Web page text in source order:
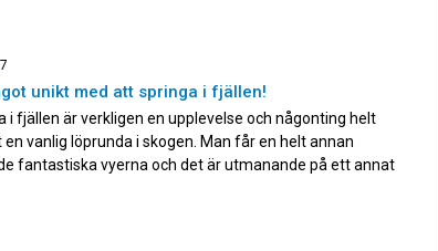
unikt med att springa i fjällen!
i fjällen är verkligen en upplevelse och någonting helt
vanlig löprunda i skogen. Man får en helt annan
fantastiska vyerna och det är utmanande på ett annat